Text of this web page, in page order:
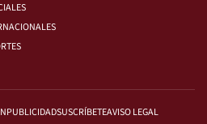
PUBLICIDADSUSCRÍBETEAVISO LEGAL